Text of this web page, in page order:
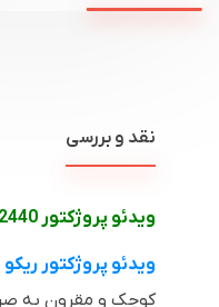
نقد و بررسی
ویدئو پروژکتور
ویدئو پروژکتور ریکو
کوچک و مقرون به